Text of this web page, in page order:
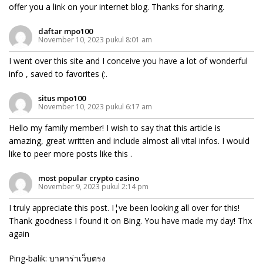
offer you a link on your internet blog. Thanks for sharing.
daftar mpo100
November 10, 2023 pukul 8:01 am
I went over this site and I conceive you have a lot of wonderful
info , saved to favorites (:.
situs mpo100
November 10, 2023 pukul 6:17 am
Hello my family member! I wish to say that this article is
amazing, great written and include almost all vital infos. I would
like to peer more posts like this .
most popular crypto casino
November 9, 2023 pukul 2:14 pm
I truly appreciate this post. I¦ve been looking all over for this!
Thank goodness I found it on Bing. You have made my day! Thx
again
Ping-balik: บาคาร่าเว็บตรง